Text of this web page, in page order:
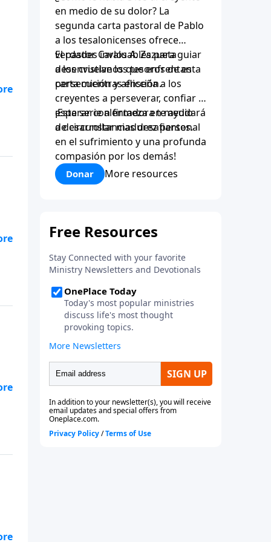
en medio de su dolor? La
segunda carta pastoral de Pablo
a los tesalonicenses ofrece
verdades invaluables para guiar
a los cristianos que enfrentan
persecución y aflicción.
El pastor Carlos A. Zazueta
desenvuelve los tesoros de esta
carta mientras enseña a los
creyentes a perseverar, confiar y
esperar con firmeza en medio
de circunstancias desafiantes.
¡Esta serie alentadora te ayudará
a desarrollar madurez personal
en el sufrimiento y una profunda
compasión por los demás!
Donar More resources